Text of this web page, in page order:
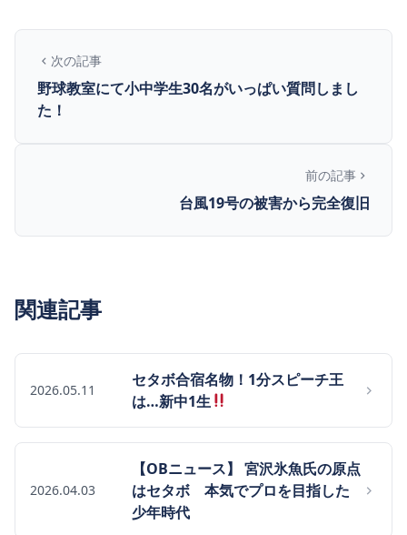
次の記事
野球教室にて小中学生30名がいっぱい質問しまし
た！
前の記事
台風19号の被害から完全復旧
関連記事
2026.05.11
セタボ合宿名物！1分スピーチ王
は…新中1生
2026.04.03
【OBニュース】 宮沢氷魚氏の原点
はセタボ 本気でプロを目指した
少年時代